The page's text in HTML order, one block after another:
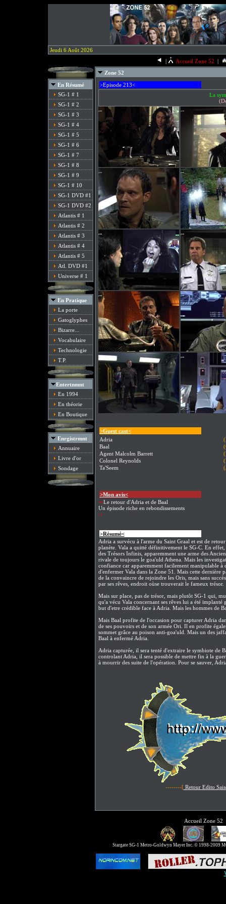
Jeudi 6 Août 2026
|
Accueil Zone 52 |
En Résumé
SG-1 # 1
SG-1 # 2
SG-1 # 3
SG-1 # 4
SG-1 # 5
SG-1 # 6
SG-1 # 7
SG-1 # 8
SG-1 # 9
SG-1 # 10
SG-1 DVD #1
SG-1 DVD #2
Atlantis # 1
Atlantis # 2
Atlantis # 3
Atlantis # 4
Atlantis # 5
Atl. DVD #1
Universe # 1
En Pratique
La porte
Gatoglyphes
Bizarre...
Vocabulaire
Technologie
T.P.
Entertnmnt
En 1994
En théorie
En Boutique
Enrgistrmnt
Annuaire
Livre d'or
Sondage
Zone 52
>Episode 213<
La
>Guest cast<
Adria
Baal
Agent Malcolm Barrett
Colonel Reynolds
Ta'Seem
>Mon avis<
+:Le retour d'Adria et de Baal
Un épisode riche en rebondissements
-:
>Résumé<
Adria a survécu à l'arme du Saint Graal et est de
planète. Vala a quitté définitivement le SG-C. En
des Trésors Infinis, apparemment une arme des
rivale de toujours le goa'uld Athena. Mais les
confiance car apparemment facilement manipulable
d'enfermer Vala dans la Zone 51. Mais cette dernière
de la convaincre de rejoindre les Oris, mais sans
par ses rêves, endroit oùse trouverait le fameux trésor.
Mais sur place, pas de trésor, mais plutôt SG-1 qui,
qu'a vécu Vala concernant ses rêves lui a été
but d'etre crédible face à Adria. Mais les hommes de
Mais Baal profite de l'occasion pour capturer Adria
de ses pouvoirs et de son armée Ori. Il en profite
sommet grâce au poison anti-goa'uld. Mais un des
Baal à enfermé Adria.
Adria capturée, il sera tenté d'extraire le symbiote de
controlant Adria, il sera possible de mettre fin à la
à mourrir des suite de l'opération. Pour se sauver,
--------[Retour Edito
Accueil Zone 52
Stargate SG-1 Metro-Goldwyn Mayer Inc. © 1998-2009